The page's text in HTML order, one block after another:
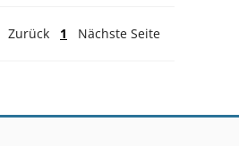
Zurück 1 Nächste Seite